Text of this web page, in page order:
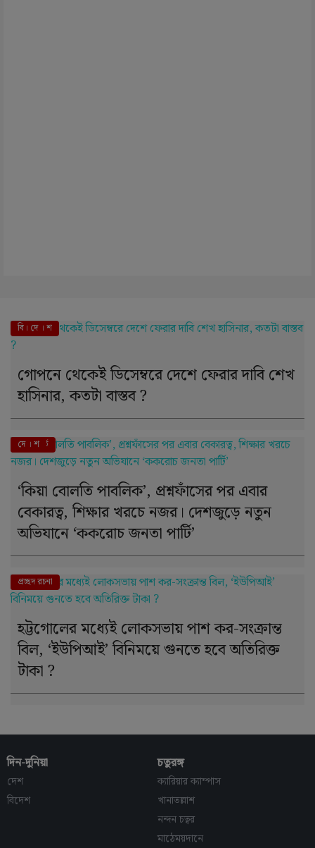
বি। দে । শ
গোপনে থেকেই ডিসেম্বরে দেশে ফেরার দাবি শেখ
হাসিনার, কতটা বাস্তব ?
এই মুহূর্তে
দে । শ
‘কিয়া বোলতি পাবলিক’, প্রশ্নফাঁসের পর এবার
বেকারত্ব, শিক্ষার খরচে নজর। দেশজুড়ে নতুন
অভিযানে ‘ককরোচ জনতা পার্টি’
দে । শ
প্রচ্ছদ রচনা
হট্টগোলের মধ্যেই লোকসভায় পাশ কর-সংক্রান্ত
বিল, ‘ইউপিআই’ বিনিময়ে গুনতে হবে অতিরিক্ত
টাকা ?
দিন-দুনিয়া
দেশ
বিদেশ
চতুরঙ্গ
ক্যারিয়ার ক্যাম্পাস
খানাতল্লাশ
নন্দন চত্বর
মাঠেময়দানে